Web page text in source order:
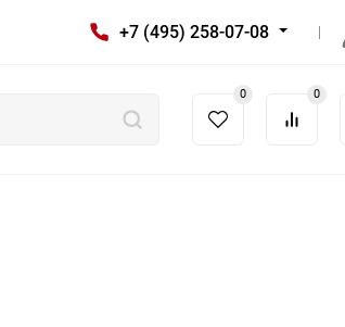
+7 (495) 258-07-08
0 0